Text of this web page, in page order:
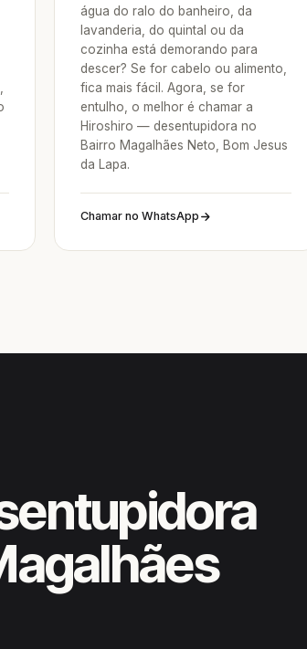
água do ralo do banheiro, da
lavanderia, do quintal ou da
cozinha está demorando para
descer? Se for cabelo ou alimento,
fica mais fácil. Agora, se for
entulho, o melhor é chamar a
Hiroshiro — desentupidora no
Bairro Magalhães Neto, Bom Jesus
da Lapa.
Chamar no WhatsApp